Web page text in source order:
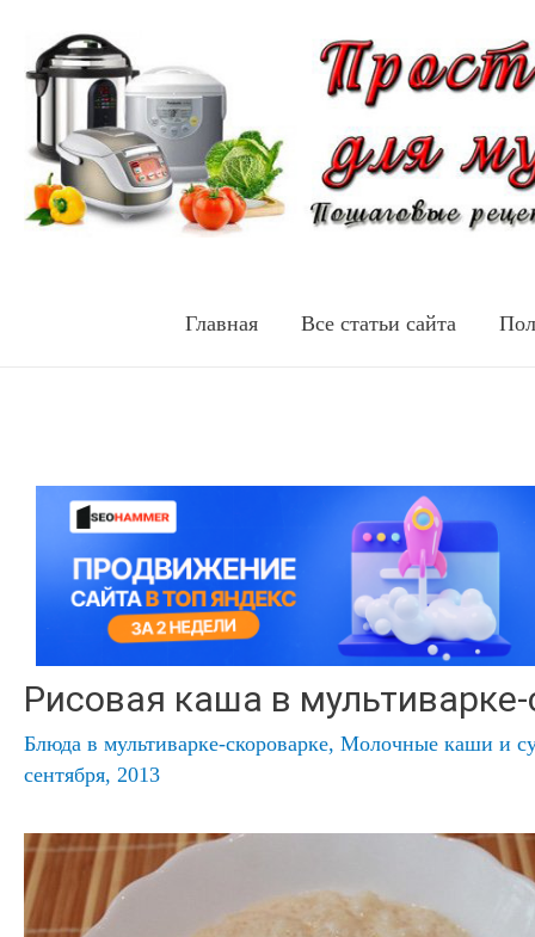
Главная Все статьи сайта
Рисовая каша в
Блюда в мультиварке-скороварке, Молочные каши и
сентября, 2013